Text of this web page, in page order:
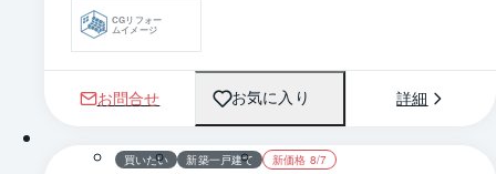
CGリフォー
ムイメージ
お問合せ お気に入り 詳細
1 / 0 間取り
買いたい 新築一戸建て 新価格 8/7